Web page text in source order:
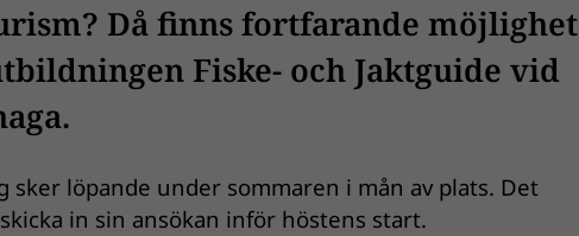
Då finns fortfarande möjlighet
Fiske- och Jaktguide vid
löpande under sommaren i mån av plats. Det
in sin ansökan inför höstens start.